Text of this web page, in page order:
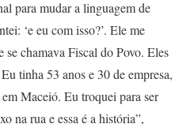
para mudar a linguagem de
‘e eu com isso?’. Ele me
chamava Fiscal do Povo. Eles
tinha 53 anos e 30 de empresa,
Maceió. Eu troquei para ser
na rua e essa é a história”,